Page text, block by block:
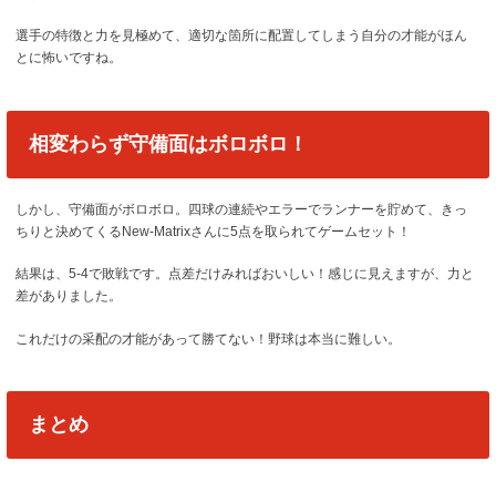
選手の特徴と力を見極めて、適切な箇所に配置してしまう自分の才能がほん
とに怖いですね。
相変わらず守備面はボロボロ！
しかし、守備面がボロボロ。四球の連続やエラーでランナーを貯めて、きっ
ちりと決めてくるNew-Matrixさんに5点を取られてゲームセット！
結果は、5-4で敗戦です。点差だけみればおいしい！感じに見えますが、力と
差がありました。
これだけの采配の才能があって勝てない！野球は本当に難しい。
まとめ